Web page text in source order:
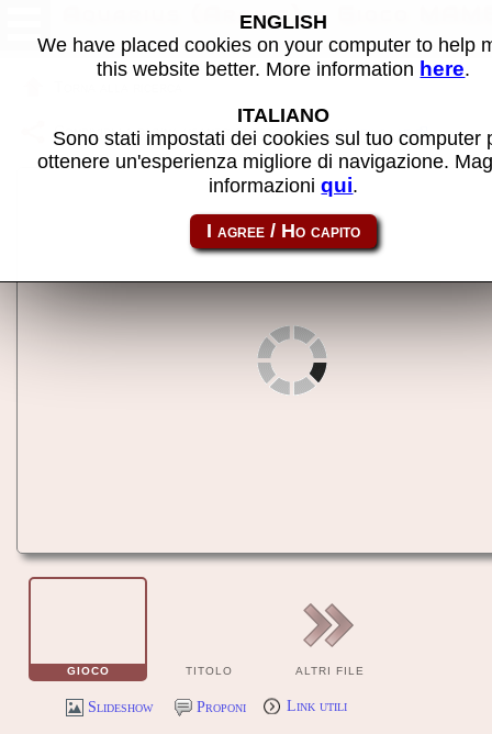
Aquarius (Arabic) - Gioco
Condividi la pagina usando questo link: aquarius_ar
GIOCO TITOLO ALTRI FILE
Slideshow Proponi Link utili
ENGLISH
We have placed cookies on your computer to help
this website better. More information here.
ITALIANO
Sono stati impostati dei cookies sul tuo computer
ottenere un'esperienza migliore di navigazione.
informazioniqui.